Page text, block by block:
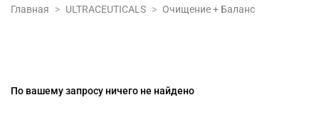
Главная ULTRACEUTICALS Очищение + Баланс
По вашему запросу ничего не найдено